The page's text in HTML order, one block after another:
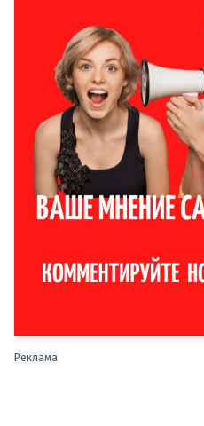
Реклама